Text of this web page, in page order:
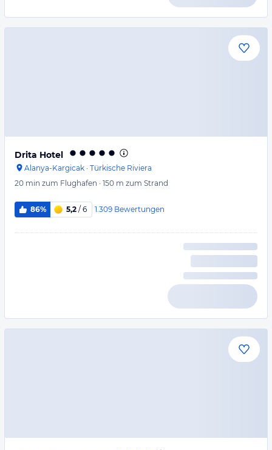
Drita Hotel
Alanya-Kargicak · Türkische Riviera
20 min zum Flughafen · 150 m zum Strand
86% 5,2 / 6 1.309 Bewertungen